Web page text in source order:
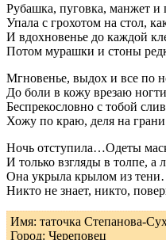
Рубашка, пуговка, манжет и
Упала с грохотом на стол,
И вдохновенье до каждой
Потом мурашки и стоны
Мгновенье, выдох и все по
До боли в кожу врезаю
Беспрекословно с тобой
Хожу по краю, деля на
Ночь отступила…Одеты
И только взгляды в толпе, а
Она укрыла крылом из
Никто не знает, никто,
Имя: таточка Степанова-
Город: Череповец